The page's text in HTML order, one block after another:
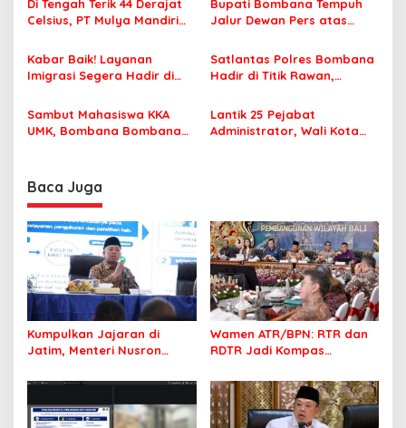
o
s
Di Tengah Terik 44 Derajat
Celsius, PT Mulya Mandiri
Jamaah Tetap Sehat dan
Nyaman Beribadah
Bupati Bombana Tempuh
Jalur Dewan Pers atas
Korupsi Jembatan Cirauci II
Kabar Baik! Layanan
Imigrasi Segera Hadir di
Perlu Lagi ke Kendari
Satlantas Polres Bombana
Hadir di Titik Rawan,
Sekolah dengan Aman
Sambut Mahasiswa KKA
UMK, Bombana Bombana
Lantik 25 Pejabat
Administrator, Wali Kota
Baca Juga
Kumpulkan Jajaran di
Jatim, Menteri Nusron
Jadi Prioritas
Wamen ATR/BPN: RTR dan
RDTR Jadi Kompas